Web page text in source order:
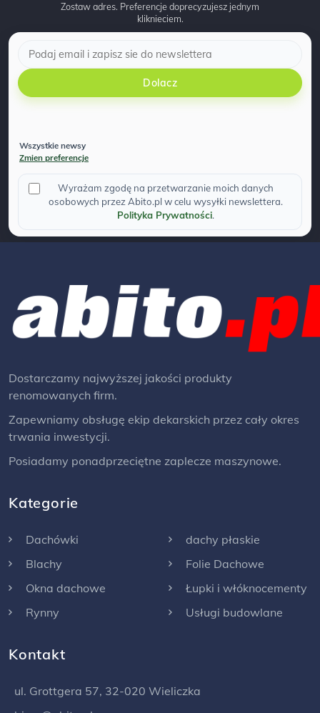
Zostaw adres. Preferencje doprecyzujesz jednym
kliknieciem.
Dolacz
Wszystkie newsy
Zmien preferencje
Wyrażam zgodę na przetwarzanie moich danych
osobowych przez Abito.pl w celu wysyłki newslettera.
Polityka Prywatności.
Dostarczamy najwyższej jakości produkty
renomowanych firm.
Zapewniamy obsługę ekip dekarskich przez cały okres
trwania inwestycji.
Posiadamy ponadprzeciętne zaplecze maszynowe.
Kategorie
Dachówki
Blachy
Okna dachowe
Rynny
dachy płaskie
Folie Dachowe
Łupki i włóknocementy
Usługi budowlane
Kontakt
ul. Grottgera 57, 32-020 Wieliczka